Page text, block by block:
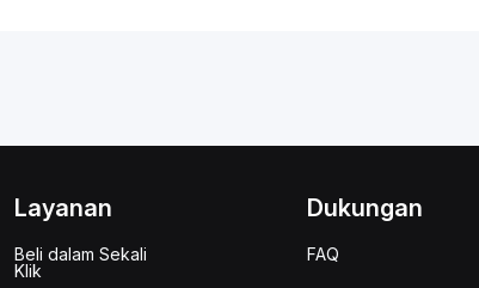
Layanan
Beli dalam Sekali
Klik
Dukungan
FAQ